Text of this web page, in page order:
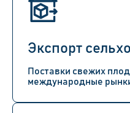
Экспорт
Поставки свежих
международные